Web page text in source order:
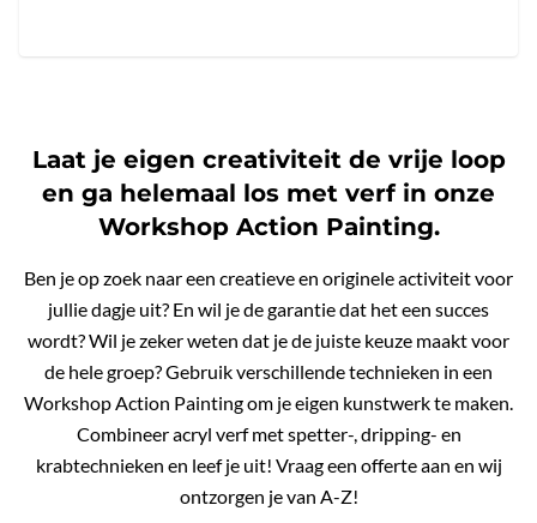
Laat je eigen creativiteit de vrije loop
en ga helemaal los met verf in onze
Workshop Action Painting.
Ben je op zoek naar een creatieve en originele activiteit voor
jullie dagje uit? En wil je de garantie dat het een succes
wordt? Wil je zeker weten dat je de juiste keuze maakt voor
de hele groep? Gebruik verschillende technieken in een
Workshop Action Painting om je eigen kunstwerk te maken.
Combineer acryl verf met spetter-, dripping- en
krabtechnieken en leef je uit! Vraag een offerte aan en wij
ontzorgen je van A-Z!